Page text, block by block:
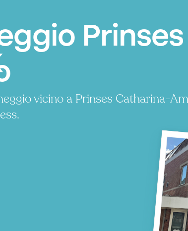
vicino a Prinses Catharina-